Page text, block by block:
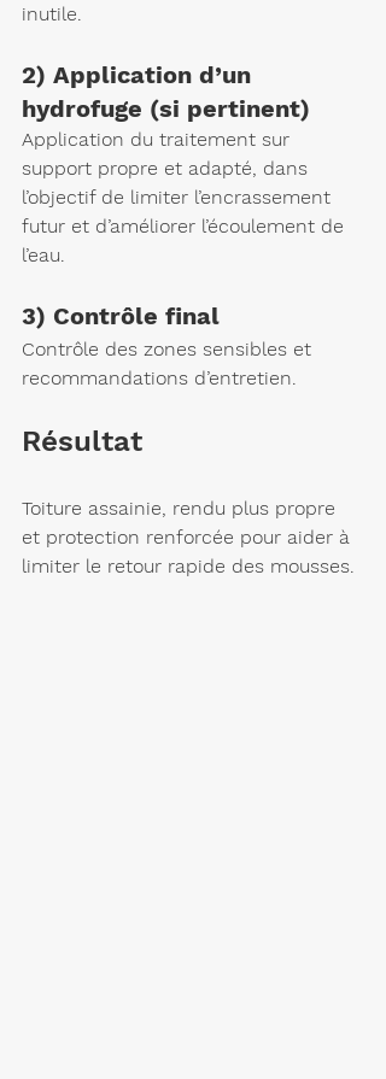
inutile.
2) Application d’un
hydrofuge (si pertinent)
Application du traitement sur
support propre et adapté, dans
l’objectif de limiter l’encrassement
futur et d’améliorer l’écoulement de
l’eau.
3) Contrôle final
Contrôle des zones sensibles et
recommandations d’entretien.
Résultat
Toiture assainie, rendu plus propre
et protection renforcée pour aider à
limiter le retour rapide des mousses.